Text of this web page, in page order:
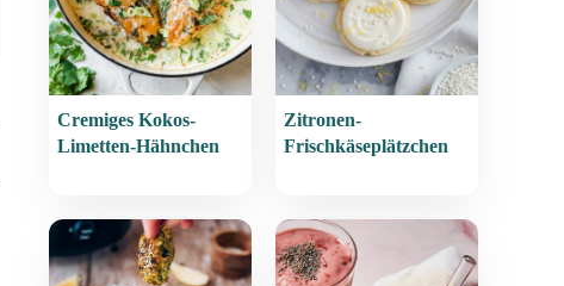
Cremiges Kokos-
Limetten-Hähnchen
Zitronen-
Frischkäseplätzchen